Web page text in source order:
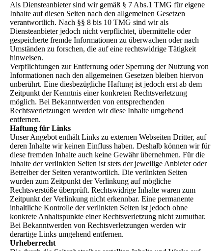
Als Diensteanbieter sind wir gemäß § 7 Abs.1 TMG für eigene
Inhalte auf diesen Seiten nach den allgemeinen Gesetzen
verantwortlich. Nach §§ 8 bis 10 TMG sind wir als
Diensteanbieter jedoch nicht verpflichtet, übermittelte oder
gespeicherte fremde Informationen zu überwachen oder nach
Umständen zu forschen, die auf eine rechtswidrige Tätigkeit
hinweisen.
Verpflichtungen zur Entfernung oder Sperrung der Nutzung von
Informationen nach den allgemeinen Gesetzen bleiben hiervon
unberührt. Eine diesbezügliche Haftung ist jedoch erst ab dem
Zeitpunkt der Kenntnis einer konkreten Rechtsverletzung
möglich. Bei Bekanntwerden von entsprechenden
Rechtsverletzungen werden wir diese Inhalte umgehend
entfernen.
Haftung für Links
Unser Angebot enthält Links zu externen Webseiten Dritter, auf
deren Inhalte wir keinen Einfluss haben. Deshalb können wir für
diese fremden Inhalte auch keine Gewähr übernehmen. Für die
Inhalte der verlinkten Seiten ist stets der jeweilige Anbieter oder
Betreiber der Seiten verantwortlich. Die verlinkten Seiten
wurden zum Zeitpunkt der Verlinkung auf mögliche
Rechtsverstöße überprüft. Rechtswidrige Inhalte waren zum
Zeitpunkt der Verlinkung nicht erkennbar. Eine permanente
inhaltliche Kontrolle der verlinkten Seiten ist jedoch ohne
konkrete Anhaltspunkte einer Rechtsverletzung nicht zumutbar.
Bei Bekanntwerden von Rechtsverletzungen werden wir
derartige Links umgehend entfernen.
Urheberrecht